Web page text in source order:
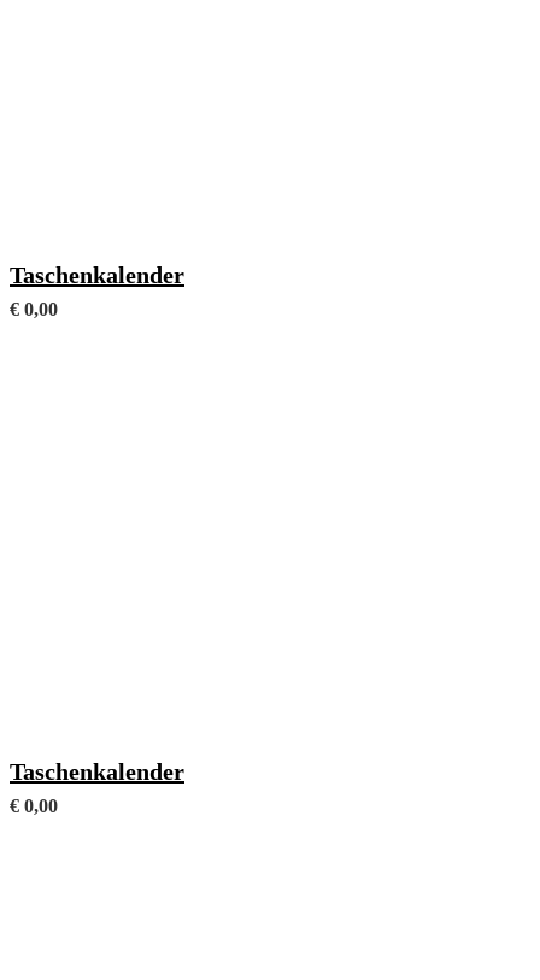
Taschenkalender
€ 0,00
Taschenkalender
€ 0,00